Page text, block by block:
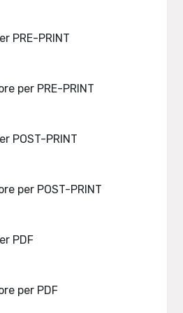
PRE-PRINT
per PRE-PRINT
POST-PRINT
per POST-PRINT
PDF
per PDF